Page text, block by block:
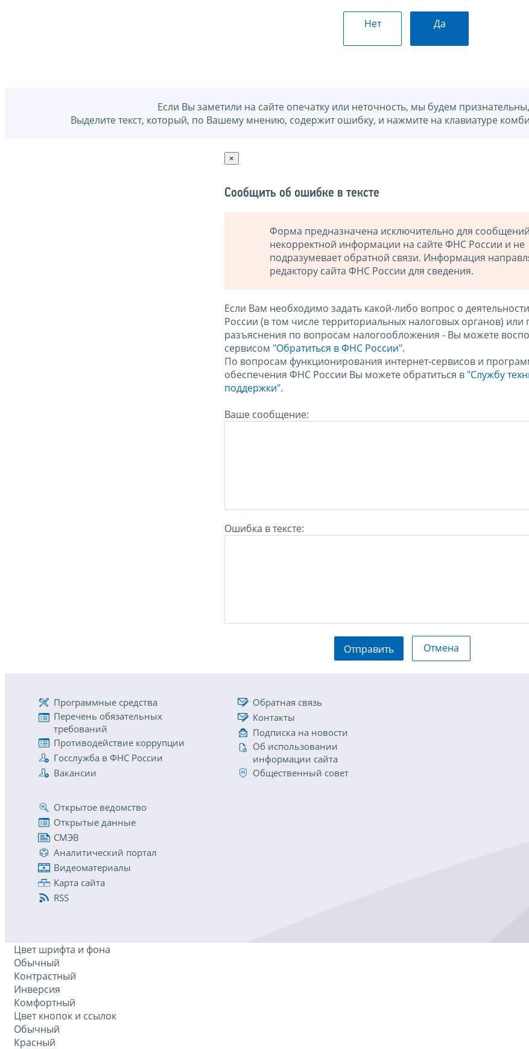
Нет Да
Если Вы заметили на сайте опечатку или неточность, мы будем
Выделите текст, который, по Вашему мнению, содержит ошибку, и нажмите на клавиатуре
×
Сообщить об ошибке в тексте
Форма предназначена исключительно для
некорректной информации на сайте ФНС России и не
подразумевает обратной связи. Информация
редактору сайта ФНС России для сведения.
Если Вам необходимо задать какой-либо вопрос о
России (в том числе территориальных налоговых органов) или
разъяснения по вопросам налогообложения - Вы можете
сервисом "Обратиться в ФНС России".
По вопросам функционирования интернет-сервисов и
обеспечения ФНС России Вы можете обратиться в "Службу
поддержки".
Ваше сообщение:
Ошибка в тексте:
Отправить Отмена
Программные средства
Перечень обязательных
требований
Противодействие коррупции
Госслужба в ФНС России
Вакансии
Обратная связь
Контакты
Подписка на новости
Об использовании
информации сайта
Общественный совет
Открытое ведомство
Открытые данные
СМЭВ
Аналитический портал
Видеоматериалы
Карта сайта
RSS
Цвет шрифта и фона
Обычный
Контрастный
Инверсия
Комфортный
Цвет кнопок и ссылок
Обычный
Красный